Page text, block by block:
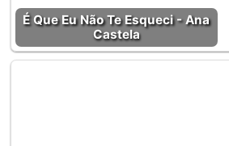
É Que Eu Não Te Esqueci - Ana
Castela